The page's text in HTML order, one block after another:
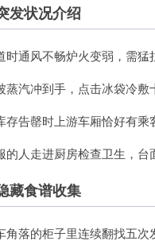
发状况介绍
时通风不畅炉火变弱，需
蒸汽冲到手，点击冰袋冷
告罄时上游车厢恰好有
人走进厨房检查卫生，
藏食谱收集
角落的柜子里连续翻找五